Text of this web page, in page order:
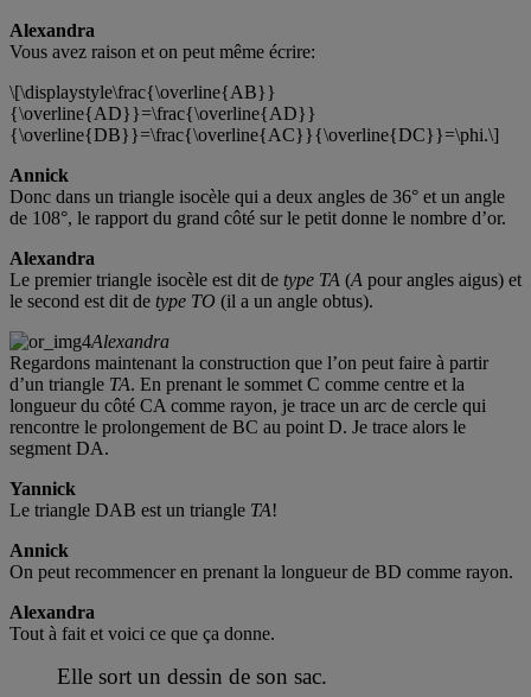
Alexandra
Vous avez raison et on peut même écrire:
\[\displaystyle\frac{\overline{AB}}
{\overline{AD}}=\frac{\overline{AD}}
{\overline{DB}}=\frac{\overline{AC}}{\overline{DC}}=\phi.\]
Annick
Donc dans un triangle isocèle qui a deux angles de 36° et un angle
de 108°, le rapport du grand côté sur le petit donne le nombre d’or.
Alexandra
Le premier triangle isocèle est dit de type TA (A pour angles aigus) et
le second est dit de type TO (il a un angle obtus).
Alexandra
Regardons maintenant la construction que l’on peut faire à partir
d’un triangle TA. En prenant le sommet C comme centre et la
longueur du côté CA comme rayon, je trace un arc de cercle qui
rencontre le prolongement de BC au point D. Je trace alors le
segment DA.
Yannick
Le triangle DAB est un triangle TA!
Annick
On peut recommencer en prenant la longueur de BD comme rayon.
Alexandra
Tout à fait et voici ce que ça donne.
Elle sort un dessin de son sac.